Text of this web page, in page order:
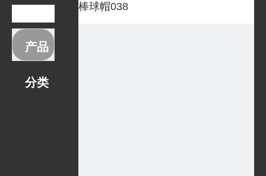
产品
分类
棒球帽038